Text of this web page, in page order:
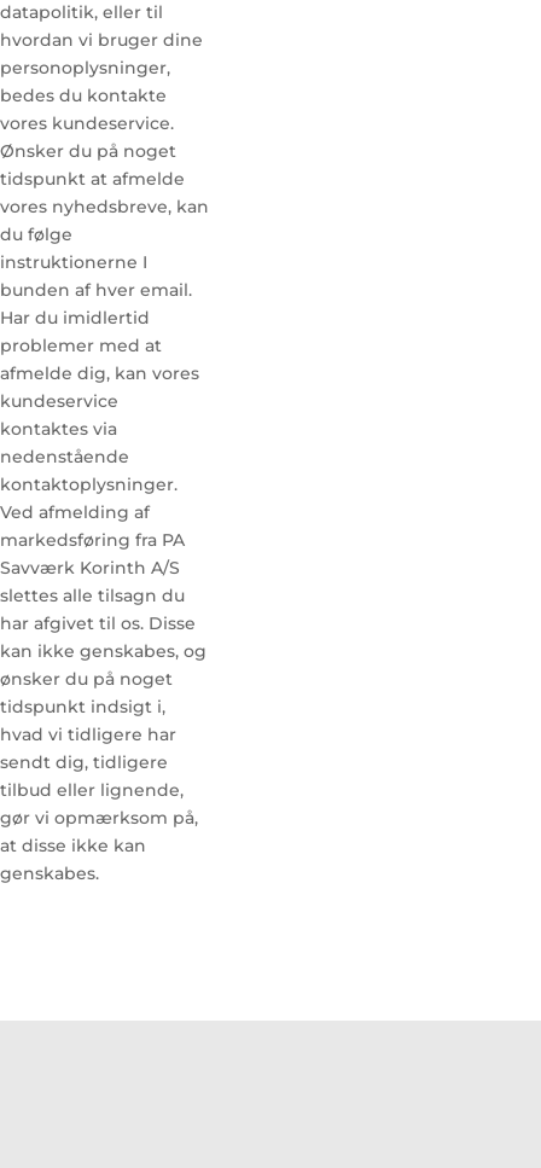
datapolitik, eller til
hvordan vi bruger dine
personoplysninger,
bedes du kontakte
vores kundeservice.
Ønsker du på noget
tidspunkt at afmelde
vores nyhedsbreve, kan
du følge
instruktionerne I
bunden af hver email.
Har du imidlertid
problemer med at
afmelde dig, kan vores
kundeservice
kontaktes via
nedenstående
kontaktoplysninger.
Ved afmelding af
markedsføring fra PA
Savværk Korinth A/S
slettes alle tilsagn du
har afgivet til os. Disse
kan ikke genskabes, og
ønsker du på noget
tidspunkt indsigt i,
hvad vi tidligere har
sendt dig, tidligere
tilbud eller lignende,
gør vi opmærksom på,
at disse ikke kan
genskabes.